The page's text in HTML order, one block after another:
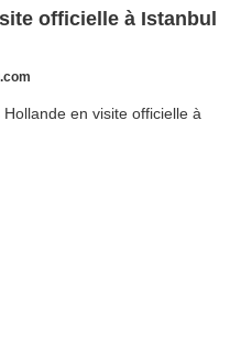
officielle à Istanbul